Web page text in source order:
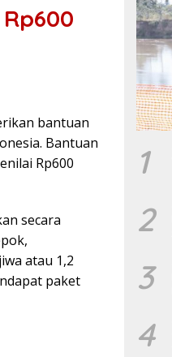
bantuan
Bantuan
Rp600
secara
atau 1,2
paket
1
2
3
4